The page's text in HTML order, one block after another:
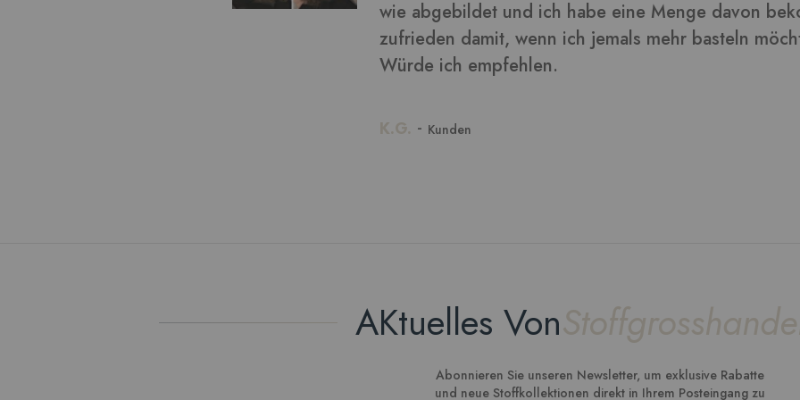
AKtuelles Von
Abonnieren Sie unseren Newsletter, um exklusive Rabatte
und neue Stoffkollektionen direkt in Ihrem Posteingang zu